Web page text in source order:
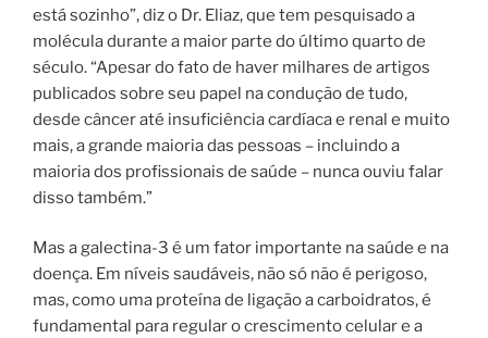
está sozinho”, diz o Dr. Eliaz, que tem pesquisado a
molécula durante a maior parte do último quarto de
século. “Apesar do fato de haver milhares de artigos
publicados sobre seu papel na condução de tudo,
desde câncer até insuficiência cardíaca e renal e muito
mais, a grande maioria das pessoas – incluindo a
maioria dos profissionais de saúde – nunca ouviu falar
disso também.”
Mas a galectina-3 é um fator importante na saúde e na
doença. Em níveis saudáveis, não só não é perigoso,
mas, como uma proteína de ligação a carboidratos, é
fundamental para regular o crescimento celular e a